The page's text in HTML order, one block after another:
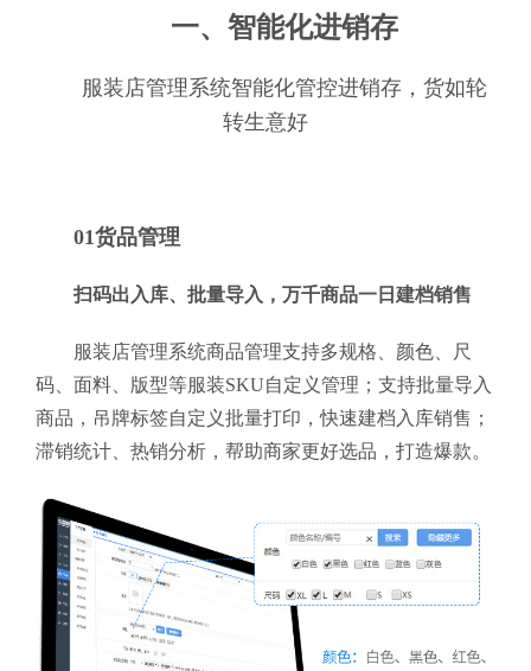
一、智能化进销存
服装店管理系统智能化管控进销存，货如轮
转生意好
01货品管理
扫码出入库、批量导入，万千商品一日建档销售
服装店管理系统商品管理支持多规格、颜色、尺
码、面料、版型等服装SKU自定义管理；支持批量导入
商品，吊牌标签自定义批量打印，快速建档入库销售；
滞销统计、热销分析，帮助商家更好选品，打造爆款。